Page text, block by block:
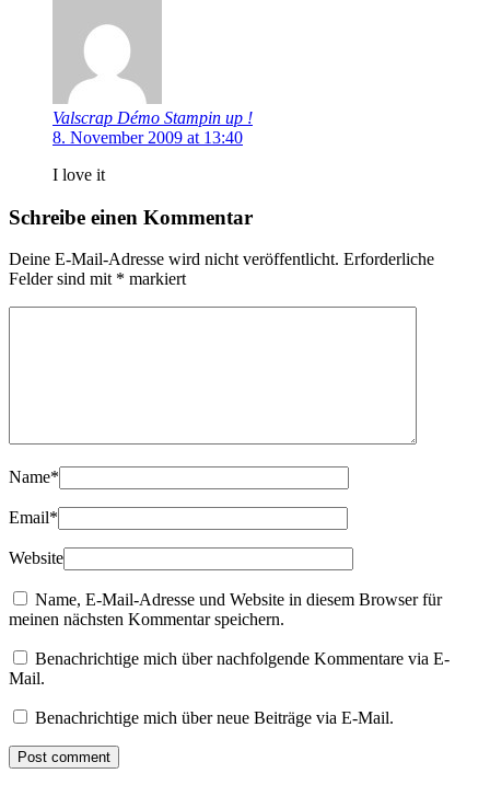
Valscrap Démo Stampin up !
8. November 2009 at 13:40
I love it
Schreibe einen Kommentar
Deine E-Mail-Adresse wird nicht veröffentlicht. Erforderliche
Felder sind mit * markiert
Name*
Email*
Website
Name, E-Mail-Adresse und Website in diesem Browser für
meinen nächsten Kommentar speichern.
Benachrichtige mich über nachfolgende Kommentare via E-
Mail.
Benachrichtige mich über neue Beiträge via E-Mail.